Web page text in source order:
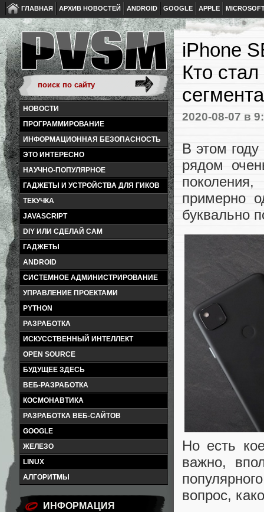
ГЛАВНАЯ АРХИВ НОВОСТЕЙ ANDROID GOOGLE APPLE
НОВОСТИ
ПРОГРАММИРОВАНИЕ
ИНФОРМАЦИОННАЯ БЕЗОПАСНОСТЬ
ЭТО ИНТЕРЕСНО
НАУЧНО-ПОПУЛЯРНОЕ
ГАДЖЕТЫ И УСТРОЙСТВА ДЛЯ ГИКОВ
ТЕКУЧКА
JAVASCRIPT
DIY ИЛИ СДЕЛАЙ САМ
ГАДЖЕТЫ
ANDROID
СИСТЕМНОЕ АДМИНИСТРИРОВАНИЕ
УПРАВЛЕНИЕ ПРОЕКТАМИ
PYTHON
РАЗРАБОТКА
ИСКУССТВЕННЫЙ ИНТЕЛЛЕКТ
OPEN SOURCE
БУДУЩЕЕ ЗДЕСЬ
ВЕБ-РАЗРАБОТКА
КОСМОНАВТИКА
РАЗРАБОТКА ВЕБ-САЙТОВ
GOOGLE
ЖЕЛЕЗО
LINUX
АЛГОРИТМЫ
ИНФОРМАЦИЯ
iPhone
Кто
2020-08-07 в
В этом
рядом
примерно
буквально
Но есть
важно,
вопрос,